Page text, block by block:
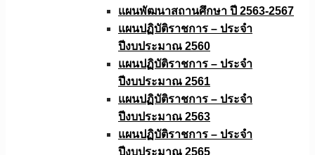
แผนพัฒนาสถานศึกษา ปี 2563-2567
แผนปฏิบัติราชการ – ประจำ
ปีงบประมาณ 2560
แผนปฏิบัติราชการ – ประจำ
ปีงบประมาณ 2561
แผนปฏิบัติราชการ – ประจำ
ปีงบประมาณ 2563
แผนปฏิบัติราชการ – ประจำ
ปีงบประมาณ 2565